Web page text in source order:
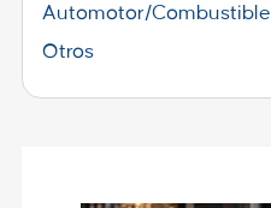
Automotor/Combustible
Otros